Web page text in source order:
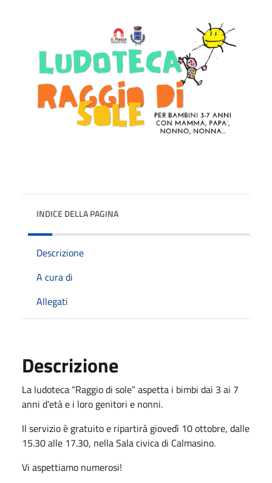
INDICE DELLA PAGINA
Descrizione
A cura di
Allegati
Descrizione
La ludoteca “Raggio di sole” aspetta i bimbi dai 3 ai 7
anni d'età e i loro genitori e nonni.
Il servizio è gratuito e ripartirà giovedì 10 ottobre, dalle
15.30 alle 17.30, nella Sala civica di Calmasino.
Vi aspettiamo numerosi!